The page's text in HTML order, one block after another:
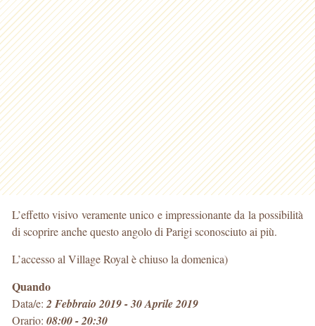
L’effetto visivo veramente unico e impressionante da la possibilità
di scoprire anche questo angolo di Parigi sconosciuto ai più.
L’accesso al Village Royal è chiuso la domenica)
Quando
Data/e: 2 Febbraio 2019 - 30 Aprile 2019
Orario: 08:00 - 20:30